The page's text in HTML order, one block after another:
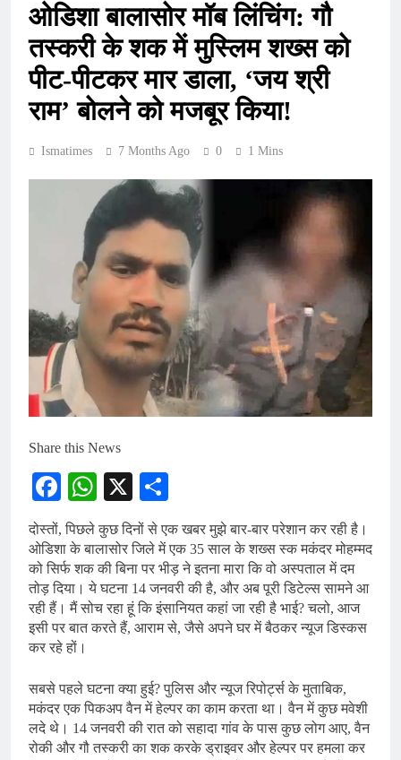
ओडिशा बालासोर मॉब लिंचिंग: गौ
तस्करी के शक में मुस्लिम शख्स को
पीट-पीटकर मार डाला, ‘जय श्री
राम’ बोलने को मजबूर किया!
Ismatimes 7 Months Ago 0 1 Mins
Share this News
Facebook
WhatsApp
X
दोस्तों, पिछले कुछ दिनों से एक खबर मुझे बार-बार परेशान कर रही है।
ओडिशा के बालासोर जिले में एक 35 साल के शख्स स्क मकंदर मोहम्मद
को सिर्फ शक की बिना पर भीड़ ने इतना मारा कि वो अस्पताल में दम
तोड़ दिया। ये घटना 14 जनवरी की है, और अब पूरी डिटेल्स सामने आ
रही हैं। मैं सोच रहा हूं कि इंसानियत कहां जा रही है भाई? चलो, आज
इसी पर बात करते हैं, आराम से, जैसे अपने घर में बैठकर न्यूज डिस्कस
कर रहे हों।
सबसे पहले घटना क्या हुई? पुलिस और न्यूज रिपोर्ट्स के मुताबिक,
मकंदर एक पिकअप वैन में हेल्पर का काम करता था। वैन में कुछ मवेशी
लदे थे। 14 जनवरी की रात को सहादा गांव के पास कुछ लोग आए, वैन
रोकी और गौ तस्करी का शक करके ड्राइवर और हेल्पर पर हमला कर